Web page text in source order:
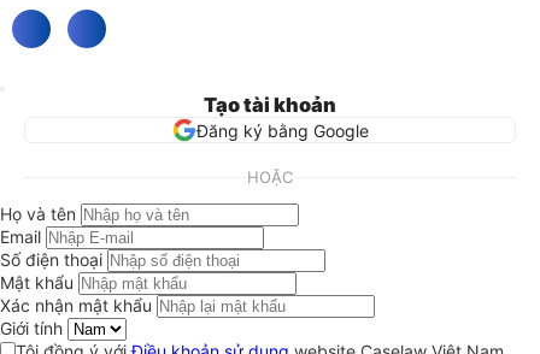
Tạo tài khoản
Đăng ký bằng Google
HOẶC
Họ và tên
Email
Số điện thoại
Mật khẩu
Xác nhận mật khẩu
Giới tính